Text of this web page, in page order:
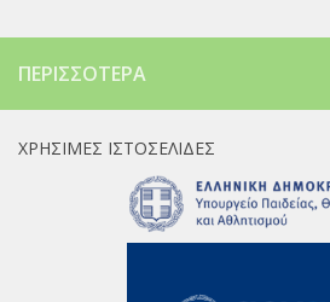
ΠΕΡΙΣΣΌΤΕΡΑ
ΧΡΉΣΙΜΕΣ ΙΣΤΟΣΕΛΊΔΕΣ